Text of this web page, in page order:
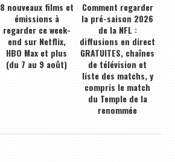
8 nouveaux films et
émissions à
regarder ce week-
end sur Netflix,
HBO Max et plus
(du 7 au 9 août)
Comment regarder
la pré-saison 2026
de la NFL :
diffusions en direct
GRATUITES, chaînes
de télévision et
liste des matchs, y
compris le match
du Temple de la
renommée